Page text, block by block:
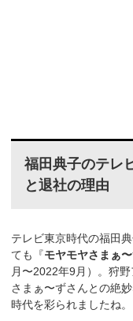
福田典子のテレ
と退社の理由
テレビ東京時代の福田
ても『モヤモヤさまぁ
月〜2022年9月）。狩
さまぁ〜ずさんとの絶
時代を彩られましたね。